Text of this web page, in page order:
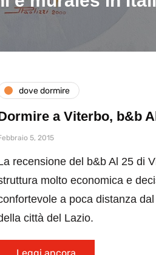
dove dormire
a Viterbo, b&b
5, 2015
recensione del b&b Al 25 di
molto economica e
a poca distanza
città del Lazio.